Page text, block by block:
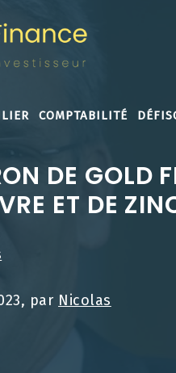
COMPTABILITÉ
DE GOLD
ET DE
, par Nicolas